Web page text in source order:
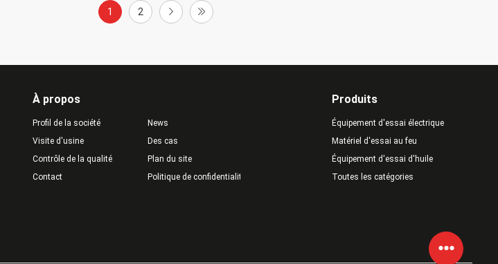
1 2
À propos
Profil de la société
Visite d'usine
Contrôle de la qualité
Contact
News
Des cas
Plan du site
Politique de confidentialité
Produits
Équipement d'essai électrique
Matériel d'essai au feu
Équipement d'essai d'huile
Toutes les catégories